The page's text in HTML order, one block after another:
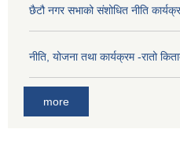
छैटौ नगर सभाको संशोधित नीति
नीति, योजना तथा कार्यक्रम -रातो
more